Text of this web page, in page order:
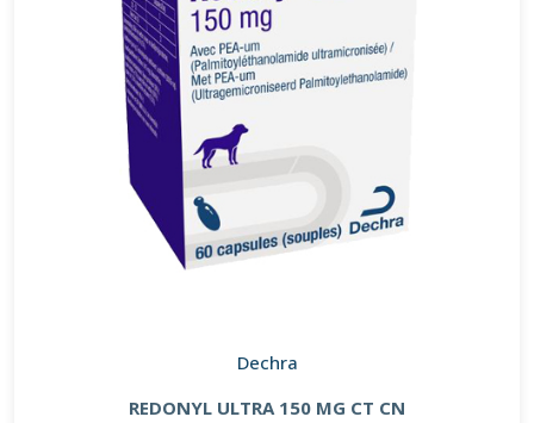
Dechra
REDONYL ULTRA 150 MG CT CN